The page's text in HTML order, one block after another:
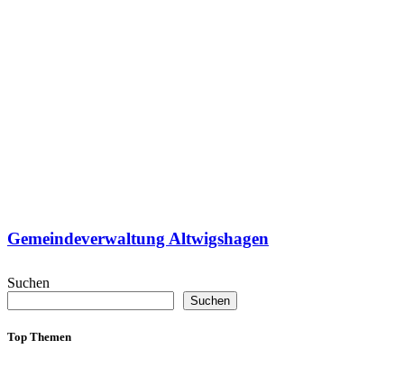
Gemeindeverwaltung Altwigshagen
Suchen
Suchen
Top Themen